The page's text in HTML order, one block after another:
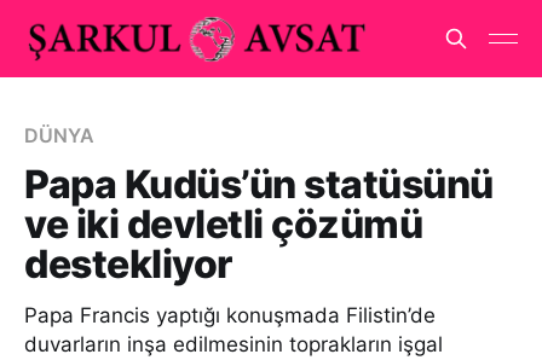
DÜNYA
Papa Kudüs’ün statüsünü
ve iki devletli çözümü
destekliyor
Papa Francis yaptığı konuşmada Filistin’de
duvarların inşa edilmesinin toprakların işgal